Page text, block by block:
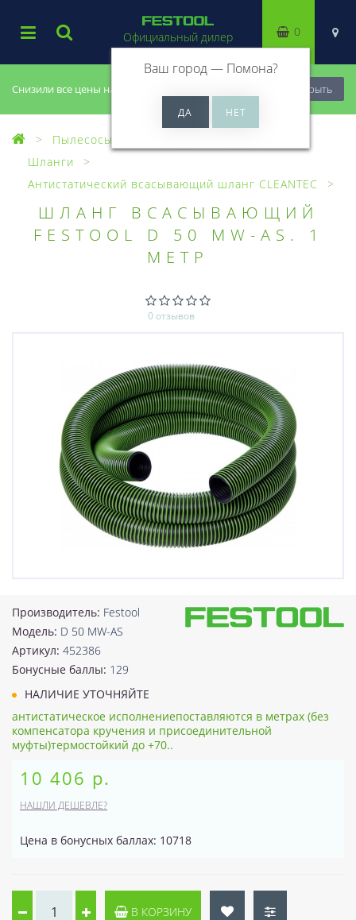
Снизили все цены на 20%, успей купить! Закрыть
Официальный дилер
Ваш город — Помона?
0
Пылесосы
Шланги
Антистатический всасывающий шланг CLEANTEC
ШЛАНГ ВСАСЫВАЮЩИЙ
FESTOOL D 50 MW-AS. 1
МЕТР
0 отзывов
Производитель: Festool
Модель: D 50 MW-AS
Артикул: 452386
Бонусные баллы: 129
НАЛИЧИЕ УТОЧНЯЙТЕ
антистатическое исполнениепоставляются в метрах (без
компенсатора кручения и присоединительной
муфты)термостойкий до +70..
10 406 р.
НАШЛИ ДЕШЕВЛЕ?
Цена в бонусных баллах: 10718
В КОРЗИНУ